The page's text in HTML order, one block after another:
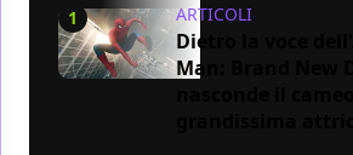
1 ARTICOLI
Dietro la voce
Man: Brand New